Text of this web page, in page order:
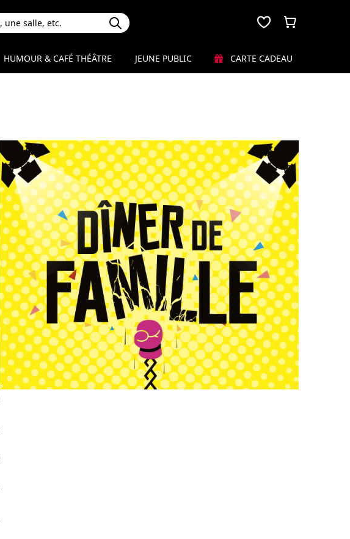
HUMOUR & CAFÉ THÉÂTRE JEUNE PUBLIC CARTE CADEAU